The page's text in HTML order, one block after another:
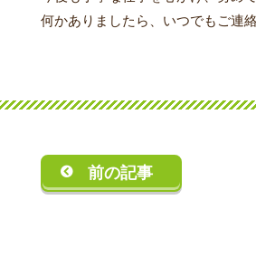
何かありましたら、いつでもご連
前の記事